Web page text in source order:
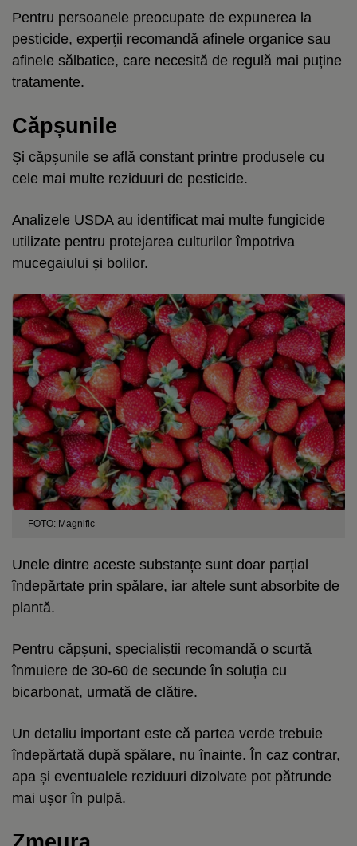
Pentru persoanele preocupate de expunerea la
pesticide, experții recomandă afinele organice sau
afinele sălbatice, care necesită de regulă mai puține
tratamente.
Căpșunile
Și căpșunile se află constant printre produsele cu
cele mai multe reziduuri de pesticide.
Analizele USDA au identificat mai multe fungicide
utilizate pentru protejarea culturilor împotriva
mucegaiului și bolilor.
FOTO: Magnific
Unele dintre aceste substanțe sunt doar parțial
îndepărtate prin spălare, iar altele sunt absorbite de
plantă.
Pentru căpșuni, specialiștii recomandă o scurtă
înmuiere de 30-60 de secunde în soluția cu
bicarbonat, urmată de clătire.
Un detaliu important este că partea verde trebuie
îndepărtată după spălare, nu înainte. În caz contrar,
apa și eventualele reziduuri dizolvate pot pătrunde
mai ușor în pulpă.